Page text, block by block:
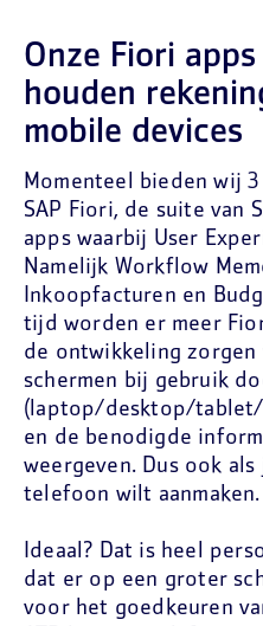
Onze Fiori
houden
mobile devices
Momenteel bieden wij
SAP Fiori, de suite van
apps waarbij User
Namelijk Workflow
Inkoopfacturen en
tijd worden er meer
de ontwikkeling
schermen bij gebruik
(laptop/desktop/
en de benodigde
weergeven. Dus ook als
telefoon wilt aanmaken.
Ideaal? Dat is heel
dat er op een groter
voor het goedkeuren